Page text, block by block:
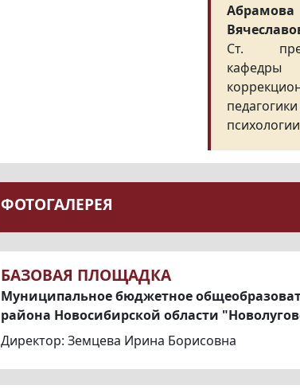
Ст.
кафедры
ФОТОГАЛЕРЕЯ
БАЗОВАЯ ПЛОЩАДКА
Муниципальное бюджетное
района Новосибирской области
Директор: Земцева Ирина Борисовна